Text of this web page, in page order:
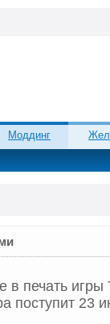
Моддинг
печать игры
поступит 23